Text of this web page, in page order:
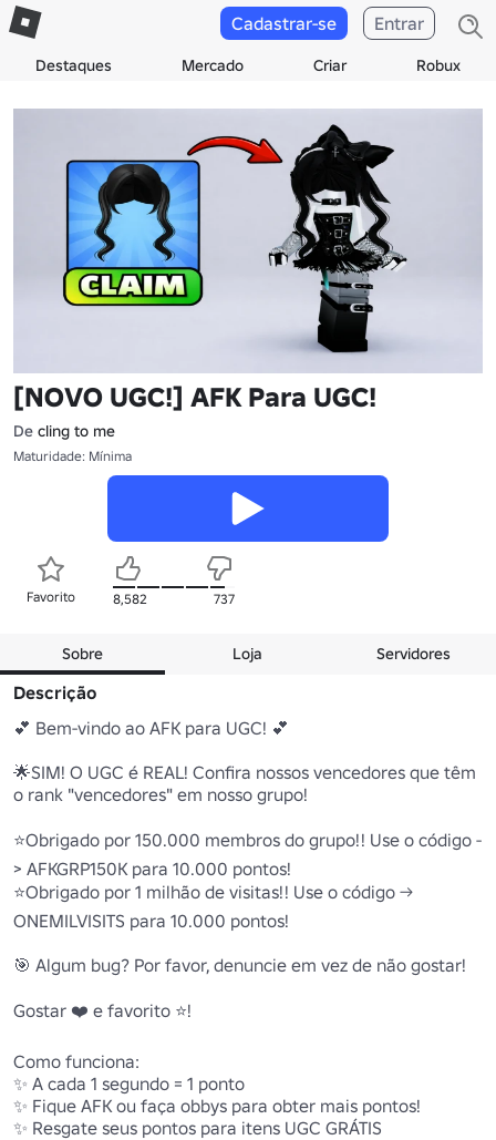
Destaques Mercado Criar Robux
Cadastrar-se Entrar
[NOVO UGC!] AFK Para UGC!
De cling to me
Maturidade: Mínima
Favorito 8,582 737
Sobre Loja Servidores
Descrição
💕 Bem-vindo ao AFK para UGC! 💕
🌟SIM! O UGC é REAL! Confira nossos vencedores que têm
o rank "vencedores" em nosso grupo!
⭐Obrigado por 150.000 membros do grupo!! Use o código -
> AFKGRP150K para 10.000 pontos!
⭐Obrigado por 1 milhão de visitas!! Use o código ->
ONEMILVISITS para 10.000 pontos!
🎯 Algum bug? Por favor, denuncie em vez de não gostar!
Gostar ❤️ e favorito ⭐!
Como funciona:
✨ A cada 1 segundo = 1 ponto
✨ Fique AFK ou faça obbys para obter mais pontos!
✨ Resgate seus pontos para itens UGC GRÁTIS